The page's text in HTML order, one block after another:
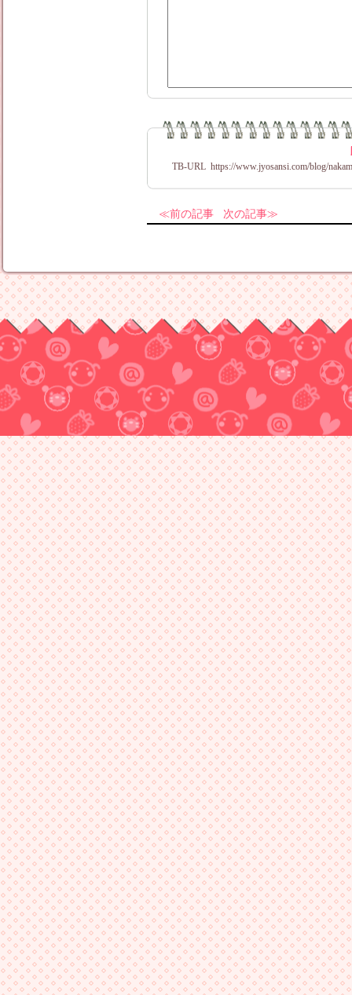
TB-URL https://www.jyosansi.com/blog/
前の記事 次の記事